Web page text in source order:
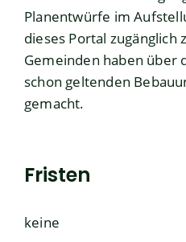
Planentwürfe im
dieses Portal zugänglich
Gemeinden haben über
schon geltenden
gemacht.
Fristen
keine